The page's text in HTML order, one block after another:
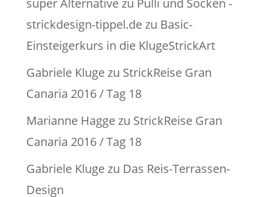
super Alternative zu Pulli und Socken -
strickdesign-tippel.dezu Basic-
Einsteigerkurs in die KlugeStrickArt
Gabriele Klugezu StrickReise Gran
Canaria 2016 / Tag 18
Marianne Haggezu StrickReise Gran
Canaria 2016 / Tag 18
Gabriele Klugezu Das Reis-Terrassen-
Design